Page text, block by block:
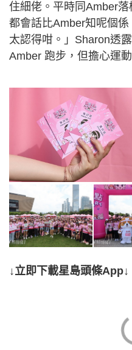
住細佬。平時同Amber
都會話比Amber知呢個
太認得咁。」Sharon透
Amber 跑步，但擔心運
↓立即下載星島頭條App↓